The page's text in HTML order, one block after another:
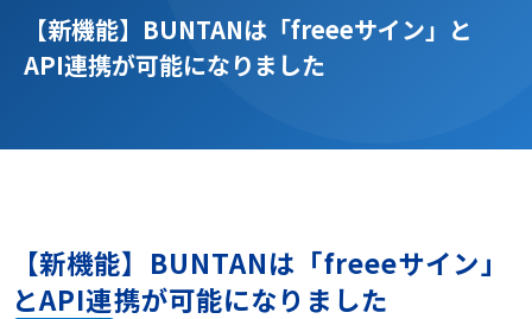
【新機能】BUNTANは「freeeサイン」と
API連携が可能になりました
【新機能】BUNTANは「freeeサイン」
とAPI連携が可能になりました